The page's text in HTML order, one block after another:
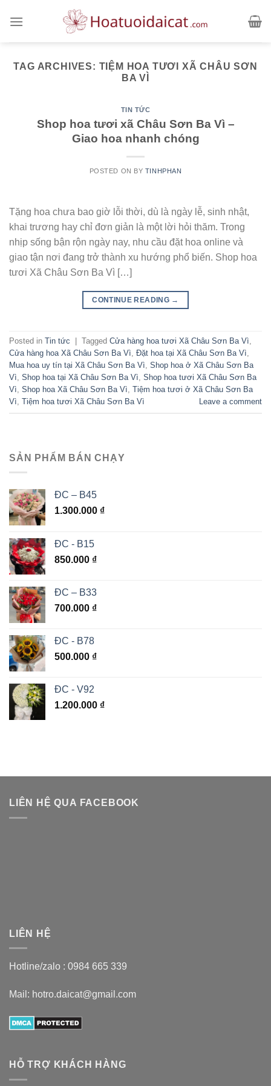
TAG ARCHIVES: TIỆM HOA TƯƠI XÃ CHÂU SƠN
BA VÌ
TIN TỨC
Shop hoa tươi xã Châu Sơn Ba Vì –
Giao hoa nhanh chóng
POSTED ON BY TINHPHAN
Tặng hoa chưa bao giờ lỗi thời, dù là ngày lễ, sinh nhật,
khai trương hay chỉ đơn giản là một lời hỏi thăm. Trong
nhịp sống bận rộn ngày nay, nhu cầu đặt hoa online và
giao tận nơi đang trở thành xu hướng phổ biến. Shop hoa
tươi Xã Châu Sơn Ba Vì […]
CONTINUE READING →
Posted in Tin tức Tagged Cửa hàng hoa tươi Xã Châu Sơn Ba Vì
Cửa hàng hoa Xã Châu Sơn Ba Vì Đặt hoa tại Xã Châu Sơn Ba Vì
Mua hoa uy tín tại Xã Châu Sơn Ba Vì Shop hoa ở Xã Châu Sơn Ba
Vì Shop hoa tại Xã Châu Sơn Ba Vì Shop hoa tươi Xã Châu Sơn Ba
Vì Shop hoa Xã Châu Sơn Ba Vì Tiệm hoa tươi ở Xã Châu Sơn Ba
Vì Tiệm hoa tươi Xã Châu Sơn Ba Vì Leave a comment
SẢN PHẨM BÁN CHẠY
ĐC – B45
1.300.000 ₫
ĐC - B15
850.000 ₫
ĐC – B33
700.000 ₫
ĐC - B78
500.000 ₫
ĐC - V92
1.200.000 ₫
LIÊN HỆ QUA FACEBOOK
LIÊN HỆ
Hotline/zalo : 0984 665 339
Mail: hotro.daicat@gmail.com
HỖ TRỢ KHÁCH HÀNG